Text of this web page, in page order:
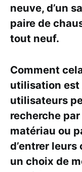
neuve, d’un
paire de
tout neuf.
Comment
utilisation est
utilisateurs
recherche
matériau ou
d’entrer
un choix de